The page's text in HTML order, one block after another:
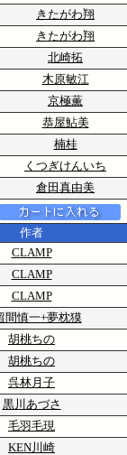
きたがわ翔
きたがわ翔
北崎拓
木原敏江
京極薫
恭屋鮎美
楠桂
くつぎけんいち
倉田真由美
作者
CLAMP
CLAMP
CLAMP
間慎一+夢枕獏
胡桃ちの
胡桃ちの
呉林月子
黒川あづさ
毛羽毛現
KEN川崎